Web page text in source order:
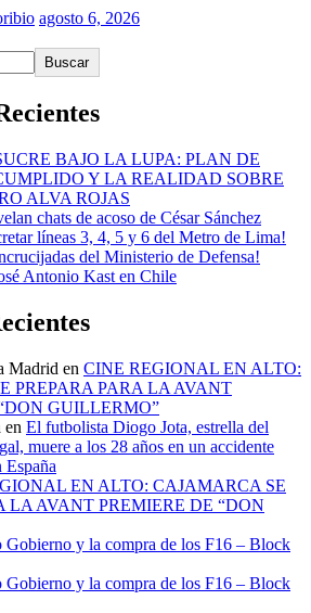
agosto 6, 2026
Buscar
BAJO LA LUPA: PLAN DE
Y LA REALIDAD SOBRE
ALVA ROJAS
chats de acoso de César Sánchez
líneas 3, 4, 5 y 6 del Metro de Lima!
del Ministerio de Defensa!
Antonio Kast en Chile
Madrid en CINE REGIONAL EN ALTO:
PREPARA PARA LA AVANT
GUILLERMO”
en El futbolista Diogo Jota, estrella del
muere a los 28 años en un accidente
EN ALTO: CAJAMARCA SE
LA AVANT PREMIERE DE “DON
Gobierno y la compra de los F16 – Block
Gobierno y la compra de los F16 – Block